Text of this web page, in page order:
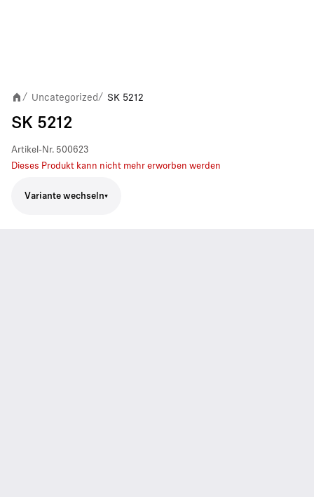
/ Uncategorized / SK 5212
SK 5212
Artikel-Nr. 500623
Dieses Produkt kann nicht mehr erworben werden
Variante wechseln